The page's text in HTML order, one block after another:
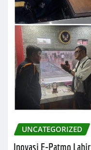
UNCATEGORIZED
Inovasi E-Patmo